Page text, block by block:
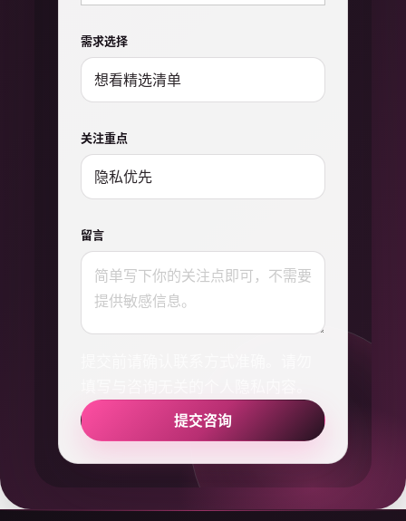
需求选择
关注重点
留言
提交咨询